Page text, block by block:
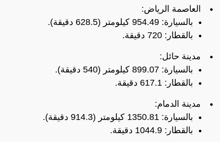
العاصمة الرياض:
بالسيارة: 954.49 كيلومتر (628.5 دقيقة).
بالقطار: 720 دقيقة.
مدينة حائل:
بالسيارة: 899.07 كيلومتر (540 دقيقة).
بالقطار: 617.1 دقيقة.
مدينة الدمام:
بالسيارة: 1350.81 كيلومتر (914.3 دقيقة).
بالقطار: 1044.9 دقيقة.